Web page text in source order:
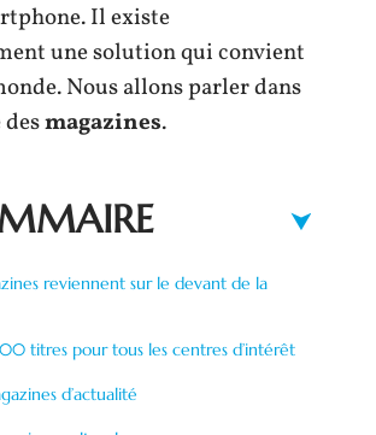
Il existe
une solution qui convient
Nous allons parler dans
magazines.
reviennent sur le devant de la
titres pour tous les centres d’intérêt
d’actualité